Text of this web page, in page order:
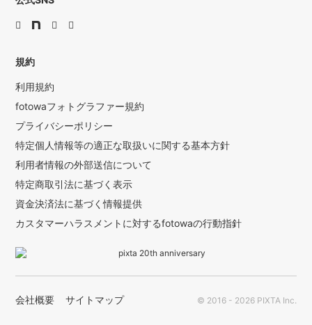
規約
利用規約
fotowaフォトグラファー規約
プライバシーポリシー
特定個人情報等の適正な取扱いに関する基本方針
利用者情報の外部送信について
特定商取引法に基づく表示
資金決済法に基づく情報提供
カスタマーハラスメントに対するfotowaの行動指針
会社概要 サイトマップ © 2016 - 2026 PIXTA Inc.